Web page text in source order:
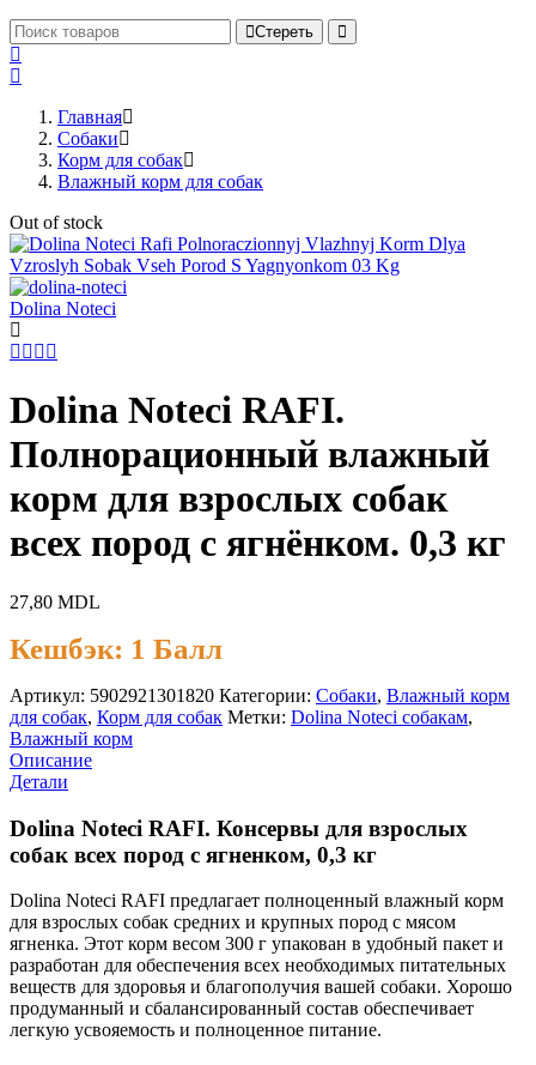
Стереть
Главная
Cобаки
Корм для собак
Влажный корм для собак
Out of stock
Dolina Noteci
Dolina Noteci RAFI.
Полнорационный влажный
корм для взрослых собак
всех пород с ягнёнком. 0,3 кг
27,80 MDL
Кешбэк: 1 Балл
Артикул: 5902921301820 Категории: Cобаки, Влажный корм
для собак, Корм для собак Метки: Dolina Noteci собакам,
Влажный корм
Описание
Детали
Dolina Noteci RAFI. Консервы для взрослых
собак всех пород с ягненком, 0,3 кг
Dolina Noteci RAFI предлагает полноценный влажный корм
для взрослых собак средних и крупных пород с мясом
ягненка. Этот корм весом 300 г упакован в удобный пакет и
разработан для обеспечения всех необходимых питательных
веществ для здоровья и благополучия вашей собаки. Хорошо
продуманный и сбалансированный состав обеспечивает
легкую усвояемость и полноценное питание.